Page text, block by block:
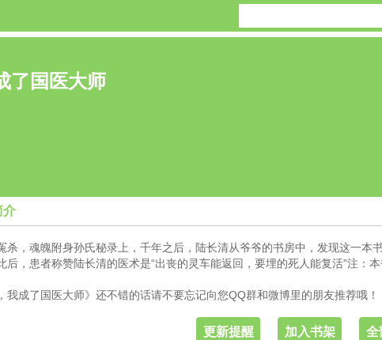
了国医大师
介
杀，魂魄附身孙氏秘录上，千年之后，陆长清从爷爷的书房中，发现这一本
后，患者称赞陆长清的医术是“出丧的灵车能返回，要埋的死人能复活”注：
我成了国医大师》还不错的话请不要忘记向您QQ群和微博里的朋友推荐哦！
全
加入书架
更新提醒